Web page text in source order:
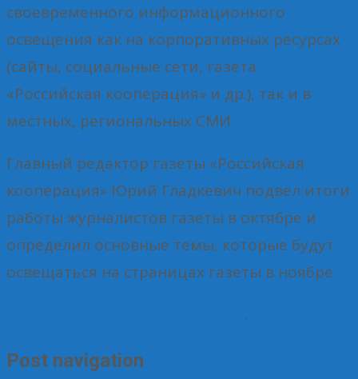
своевременного информационного
освещения как на корпоративных ресурсах
(сайты, социальные сети, газета
«Российская кооперация» и др.), так и в
местных, региональных СМИ.
Главный редактор газеты «Российская
кооперация» Юрий Гладкевич подвел итоги
работы журналистов газеты в октябре и
определил основные темы, которые будут
освещаться на страницах газеты в ноябре.
.
Post navigation